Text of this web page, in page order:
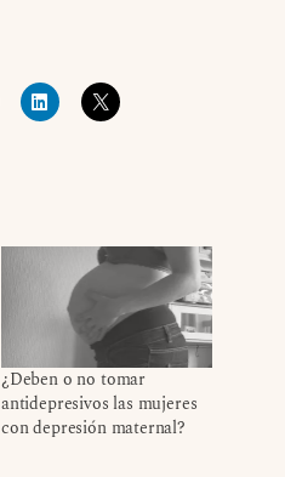
¿Deben o no tomar
antidepresivos las mujeres
con depresión maternal?